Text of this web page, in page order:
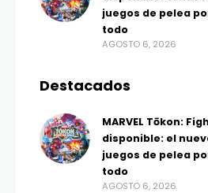
juegos de pelea
todo
AGOSTO 6, 2026
Destacados
MARVEL Tōkon:
disponible: el
juegos de pelea
todo
AGOSTO 6, 2026